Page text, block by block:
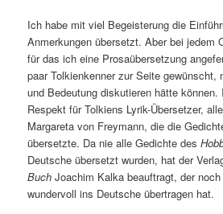
Ich habe mit viel Begeisterung die
Anmerkungen übersetzt. Aber bei jedem
für das ich eine Prosaübersetzung
paar Tolkienkenner zur Seite gewünscht,
und Bedeutung diskutieren hätte können.
Respekt für Tolkiens Lyrik-Übersetzer,
Margareta von Freymann, die die
übersetzte. Da nie alle Gedichte des
Deutsche übersetzt wurden, hat der
Buch Joachim Kalka beauftragt, der
wundervoll ins Deutsche übertragen hat.